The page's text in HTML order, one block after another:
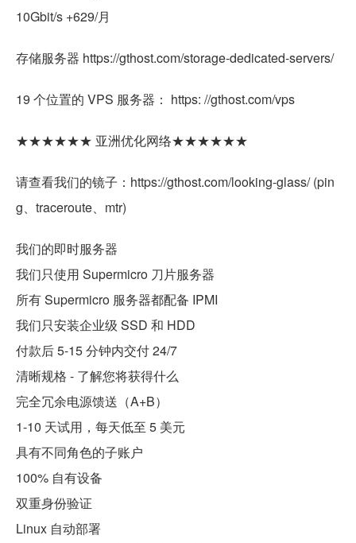
10Gbit/s +629/月
存储服务器 https://gthost.com/storage-dedicated-servers/
19 个位置的 VPS 服务器： https: //gthost.com/vps
★★★★★★ 亚洲优化网络★★★★★★
请查看我们的镜子：https://gthost.com/looking-glass/ (pin
g、traceroute、mtr)
我们的即时服务器
我们只使用 Supermicro 刀片服务器
所有 Supermicro 服务器都配备 IPMI
我们只安装企业级 SSD 和 HDD
付款后 5-15 分钟内交付 24/7
清晰规格 - 了解您将获得什么
完全冗余电源馈送（A+B）
1-10 天试用，每天低至 5 美元
具有不同角色的子账户
100% 自有设备
双重身份验证
Linux 自动部署